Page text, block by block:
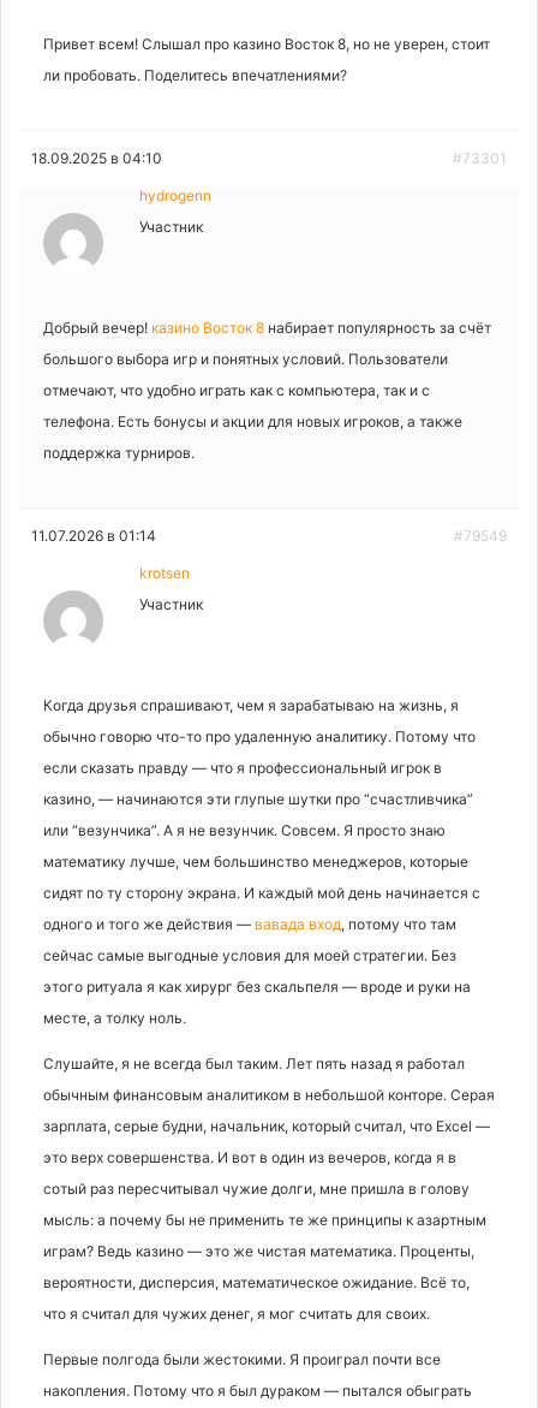
Привет всем! Слышал про казино Восток 8, но не уверен, стоит
ли пробовать. Поделитесь впечатлениями?
18.09.2025 в 04:10 #73301
hydrogenn
Участник
Добрый вечер! казино Восток 8 набирает популярность за счёт
большого выбора игр и понятных условий. Пользователи
отмечают, что удобно играть как с компьютера, так и с
телефона. Есть бонусы и акции для новых игроков, а также
поддержка турниров.
11.07.2026 в 01:14 #79549
krotsen
Участник
Когда друзья спрашивают, чем я зарабатываю на жизнь, я
обычно говорю что-то про удаленную аналитику. Потому что
если сказать правду — что я профессиональный игрок в
казино, — начинаются эти глупые шутки про “счастливчика”
или “везунчика”. А я не везунчик. Совсем. Я просто знаю
математику лучше, чем большинство менеджеров, которые
сидят по ту сторону экрана. И каждый мой день начинается с
одного и того же действия — вавада вход, потому что там
сейчас самые выгодные условия для моей стратегии. Без
этого ритуала я как хирург без скальпеля — вроде и руки на
месте, а толку ноль.
Слушайте, я не всегда был таким. Лет пять назад я работал
обычным финансовым аналитиком в небольшой конторе. Серая
зарплата, серые будни, начальник, который считал, что Excel —
это верх совершенства. И вот в один из вечеров, когда я в
сотый раз пересчитывал чужие долги, мне пришла в голову
мысль: а почему бы не применить те же принципы к азартным
играм? Ведь казино — это же чистая математика. Проценты,
вероятности, дисперсия, математическое ожидание. Всё то,
что я считал для чужих денег, я мог считать для своих.
Первые полгода были жестокими. Я проиграл почти все
накопления. Потому что я был дураком — пытался обыграть